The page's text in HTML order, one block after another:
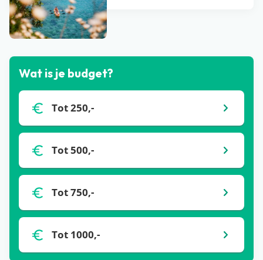
Bekijk alle blogs
Wat is je budget?
Tot 250,-
Tot 500,-
Tot 750,-
Tot 1000,-